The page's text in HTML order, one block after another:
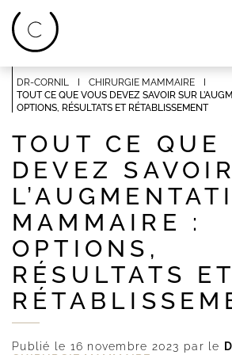
DR-CORNIL I CHIRURGIE MAMMAIRE
I
TOUT CE QUE VOUS DEVEZ SAVOIR SUR
OPTIONS, RÉSULTATS ET RÉTABLISSEMENT
TOUT CE QUE
DEVEZ
MAMMAIRE :
OPTIONS,
RÉSULTATS ET
Publié le 16 novembre 2023 par le